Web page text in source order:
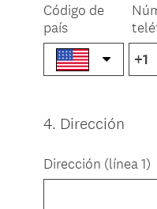
Código de
país
Question
4. Dirección
Dirección (línea 1)